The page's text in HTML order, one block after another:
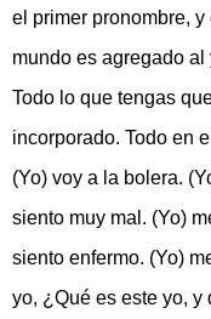
el primer pronombre,
mundo es agregado
Todo lo que tengas
incorporado. Todo en
(Yo) voy a la bolera.
siento muy mal. (Yo)
siento enfermo. (Yo)
yo, ¿Qué es este yo, y